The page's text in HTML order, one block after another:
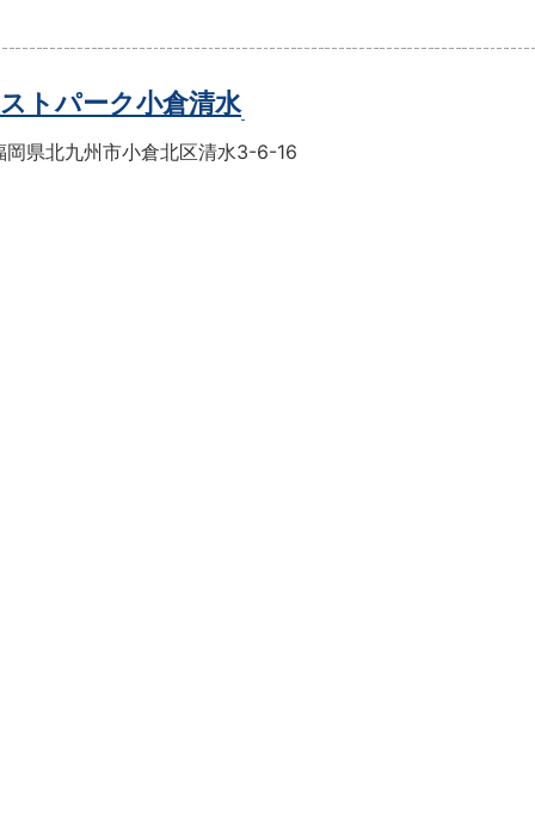
ストパーク小倉清水
岡県北九州市小倉北区清水3-6-16